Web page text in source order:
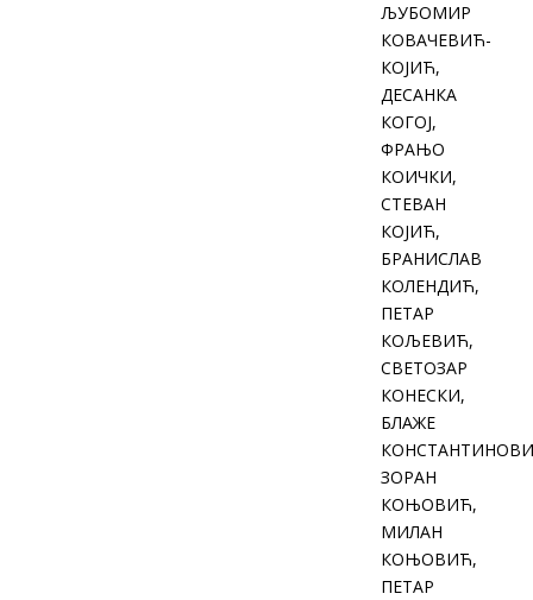
ЉУБОМИР
КОВАЧЕВИЋ-
КОЈИЋ,
ДЕСАНКА
КОГОЈ,
ФРАЊО
КОИЧКИ,
СТЕВАН
КОЈИЋ,
БРАНИСЛАВ
КОЛЕНДИЋ,
ПЕТАР
КОЉЕВИЋ,
СВЕТОЗАР
КОНЕСКИ,
БЛАЖЕ
ЗОРАН
КОЊОВИЋ,
МИЛАН
КОЊОВИЋ,
ПЕТАР